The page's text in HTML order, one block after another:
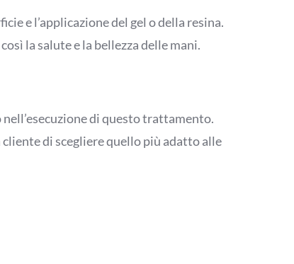
e l’applicazione del gel o della resina.
la salute e la bellezza delle mani.
di questo trattamento.
di scegliere quello più adatto alle